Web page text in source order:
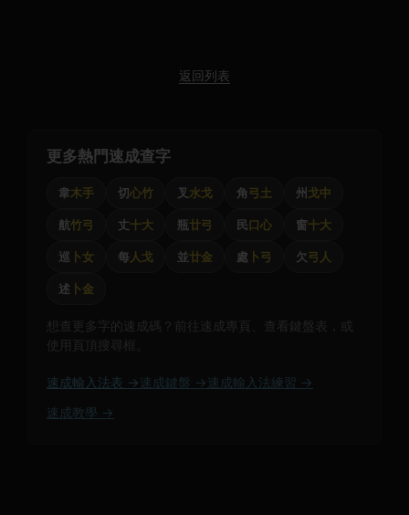
返回列表
更多熱門速成查字
韋木手 切心竹 叉 水戈 角弓土 州 戈中
航竹弓 丈十大 瓶廿弓 民口心 窗十大
巡 卜女 每人戈 並廿金 處 卜弓 欠弓人
述 卜金
想查更多字的速成碼？前往速成專頁、查看鍵盤表，或
使用頁頂搜尋框。
速成輸入法表 → 速成鍵盤 → 速成輸入法練習 →
速成教學 →